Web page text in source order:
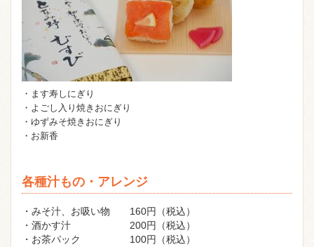
・ます寿しにぎり
・よごし入り焼きおにぎり
・ゆずみそ焼きおにぎり
・お新香
各種汁もの・アレンジ
・みそ汁、お吸い物 160円（税込）
・酒かす汁 200円（税込）
・お茶パック 100円（税込）